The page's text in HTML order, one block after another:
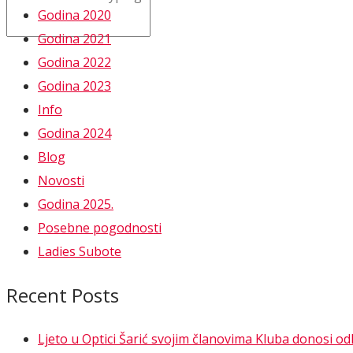
Godina 2020
Godina 2021
Godina 2022
Godina 2023
Info
Godina 2024
Blog
Novosti
Godina 2025.
Posebne pogodnosti
Ladies Subote
Recent Posts
Ljeto u Optici Šarić svojim članovima Kluba donosi